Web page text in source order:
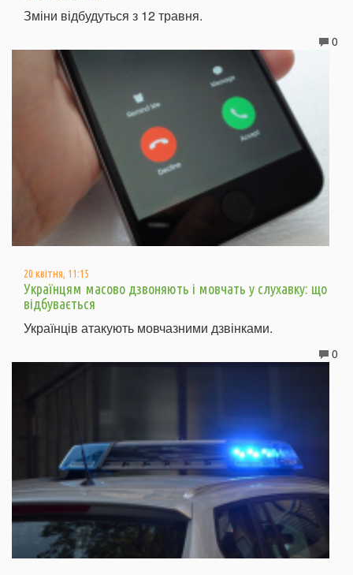
Зміни відбудуться з 12 травня.
0
20 квітня, 11:15
Українцям масово дзвоняють і мовчать у слухавку: що
відбувається
Українців атакують мовчазними дзвінками.
0